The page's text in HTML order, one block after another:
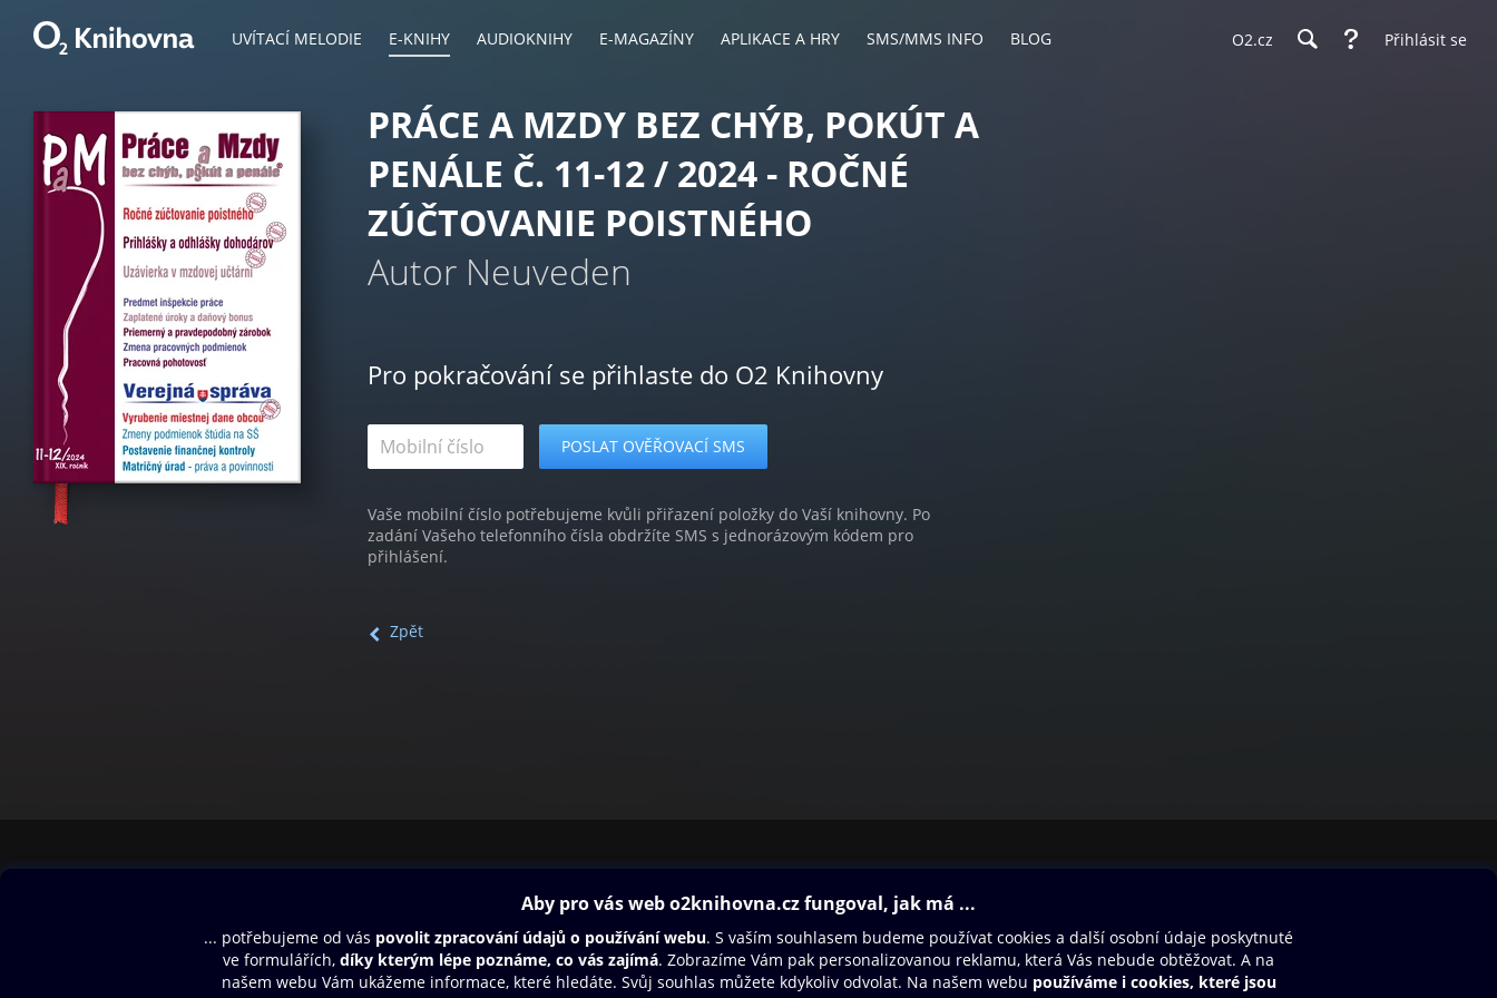
UVÍTACÍ MELODIE E-KNIHY AUDIOKNIHY E-MAGAZÍNY APLIKACE A HRY SMS/MMS INFO BLOG O2.cz Přihlásit se
PRÁCE A MZDY BEZ CHÝB, POKÚT A
PENÁLE Č. 11-12 / 2024 - ROČNÉ
ZÚČTOVANIE POISTNÉHO
Autor Neuveden
Pro pokračování se přihlaste do O2 Knihovny
Vaše mobilní číslo potřebujeme kvůli přiřazení položky do Vaší knihovny. Po
zadání Vašeho telefonního čísla obdržíte SMS s jednorázovým kódem pro
přihlášení.
Zpět
Aplikace a hry
SMS/MMS Info
Blog
Dárkový poukaz
Nápověda
Oneplay Originály
Sport